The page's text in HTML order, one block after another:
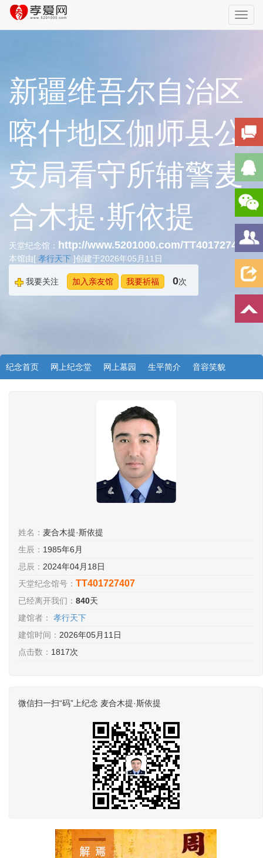
新疆维吾尔自治区
喀什地区伽师县公
安局看守所辅警麦
合木提·斯依提
天堂纪念馆： http://www.5201000.com/TT401727407
本馆由[ 孝行天下 ]创建于2026年05月11日
我要关注 加入亲友馆 我要祈福 0次
纪念首页 网上纪念堂 网上墓园 生平简介 音容笑貌
姓名： 麦合木提·斯依提
生辰： 1985年6月
忌辰： 2024年04月18日
天堂纪念馆号： TT401727407
已经离开我们： 840天
建馆者：
孝行天下
建馆时间： 2026年05月11日
点击数： 1817次
微信扫一扫“码”上纪念 麦合木提·斯依提